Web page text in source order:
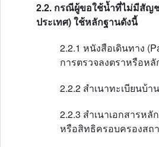
2.2. กรณีผู้ขอใช้น้ำที่ไม่มีสัญ
ประเทศ) ใช้หลักฐานดังนี้
2.2.1 หนังสือเดินทาง
การตรวจลงตราหรือห
2.2.2 สำเนาทะเบียนบ้
2.2.3 สำเนาเอกสารห
หรือสิทธิครอบครองสถ